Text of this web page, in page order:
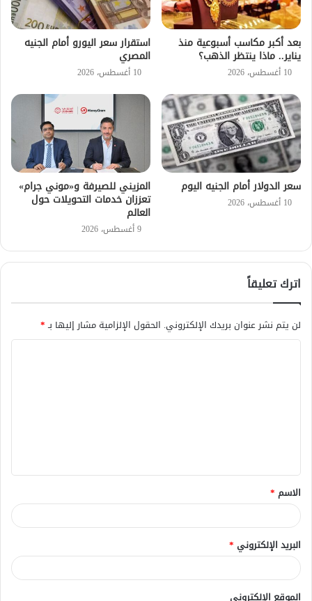
بعد أكبر مكاسب أسبوعية منذ
يناير.. ماذا ينتظر الذهب؟
10 أغسطس، 2026
استقرار سعر اليورو أمام الجنيه
المصري
10 أغسطس، 2026
سعر الدولار أمام الجنيه اليوم
10 أغسطس، 2026
المزيني للصيرفة و«موني جرام»
تعززان خدمات التحويلات حول
العالم
9 أغسطس، 2026
اترك تعليقاً
لن يتم نشر عنوان بريدك الإلكتروني. الحقول الإلزامية مشار إليها بـ*
ق
*
الاسم *
البريد الإلكتروني *
الموقع الإلكتروني